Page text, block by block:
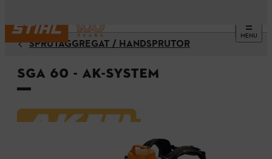
MENU
SPRUTAGGREGAT / HANDSPRUTOR
SGA 60 - AK-System